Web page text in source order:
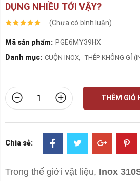
DỤNG NHIỀU TỚI VẬY?
(Chưa có bình luận)
Mã sản phẩm: PGE6MY39HX
Danh mục: CUỘN INOX THÉP KHÔNG GỈ
THÊM GIỎ
Chia sẻ:
Trong thế giới vật liệu, Inox